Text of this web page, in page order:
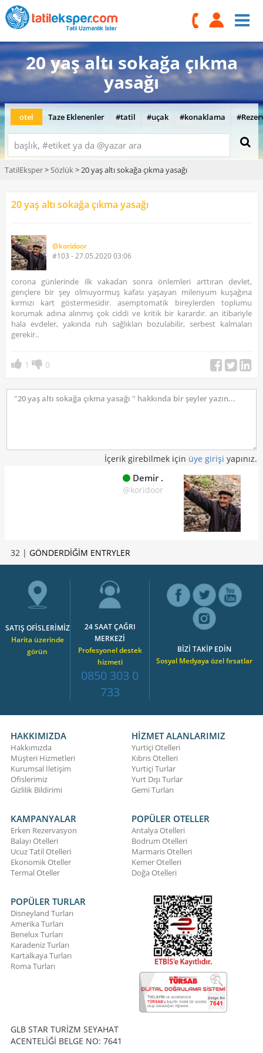
20 yaş altı sokağa çıkma
yasağı
otel Taze Eklenenler #tatil #uçak #konaklama
TatilEksper>Sözlük> 20 yaş altı sokağa çıkma yasağı
20 yaş altı sokağa çıkma yasağı
@koridoor
#103 - 27.05.2020 03:06
corona günlerinde ilk vakadan sonra önlemleri arttıran devlet,
gençlere bir şey olmuyormuş kafası yaşayan milenyum kuşağına
kırmızı kart göstermesidir. asemptomatik bireylerden toplumu
korumak adına alınmış çok ciddi ve kritik bir karardır. an itibariyle
hala evdeler, yakında ruh sağlıkları bozulabilir, serbest kalmaları
gerekir..
1 0
İçerik girebilmek için üye girişi yapınız.
Demir .
@koridoor
32 | GÖNDERDİĞİM ENTRYLER
SATIŞ OFİSLERİMİZ
Harita üzerinde
görün
24 SAAT ÇAĞRI
MERKEZİ
Profesyonel destek
hizmeti
0850 303 0
733
BİZİ TAKİP EDİN
Sosyal Medyaya özel fırsatlar
HAKKIMIZDA
Hakkımızda
Müşteri Hizmetleri
Kurumsal İletişim
Ofislerimiz
Gizlilik Bildirimi
HİZMET ALANLARIMIZ
Yurtiçi Otelleri
Kıbrıs Otelleri
Yurtiçi Turlar
Yurt Dışı Turlar
Gemi Turları
KAMPANYALAR
Erken Rezervasyon
Balayı Otelleri
Ucuz Tatil Otelleri
Ekonomik Oteller
Termal Oteller
POPÜLER OTELLER
Antalya Otelleri
Bodrum Otelleri
Marmaris Otelleri
Kemer Otelleri
Doğa Otelleri
POPÜLER TURLAR
Disneyland Turları
Amerika Turları
Benelux Turları
Karadeniz Turları
Kartalkaya Turları
Roma Turları
GLB STAR TURİZM SEYAHAT
ACENTELİĞİ BELGE NO: 7641